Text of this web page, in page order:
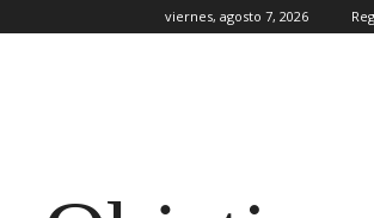
viernes, agosto 7, 2026